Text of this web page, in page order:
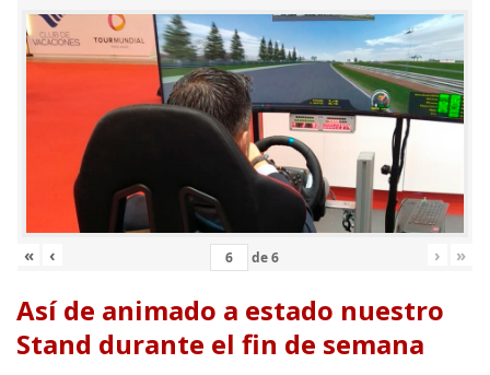
« ‹ de6 › »
Así de animado a estado nuestro
Stand durante el fin de semana